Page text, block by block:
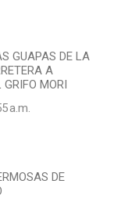
GUAPAS DE LA
A
MORI
a.m.
DE